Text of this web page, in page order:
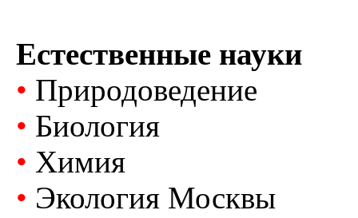
Естественные науки
• Природоведение
• Биология
• Химия
• Экология Москвы